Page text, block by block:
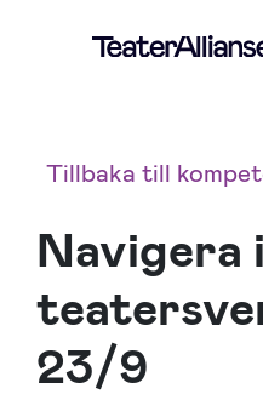
Tillbaka till
Navigera i
23/9